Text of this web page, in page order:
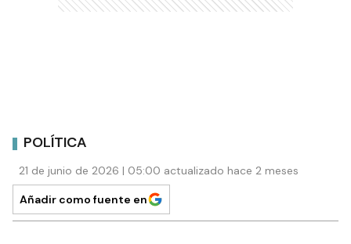
POLÍTICA
21 de junio de 2026 | 05:00 actualizado hace 2 meses
Añadir como fuente en